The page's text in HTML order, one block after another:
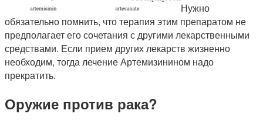
Нужно
обязательно помнить, что терапия этим препаратом не
предполагает его сочетания с другими лекарственными
средствами. Если прием других лекарств жизненно
необходим, тогда лечение Артемизинином надо
прекратить.
Оружие против рака?